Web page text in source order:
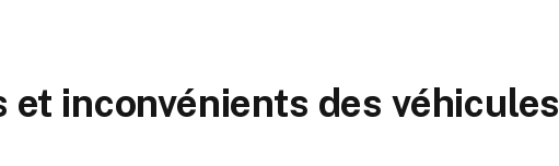
et inconvénients des véhicules